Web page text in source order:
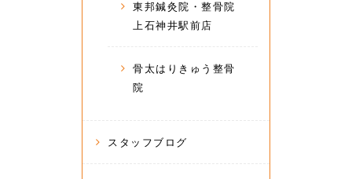
東邦鍼灸院・整骨院
上石神井駅前店
骨太はりきゅう整骨
院
スタッフブログ